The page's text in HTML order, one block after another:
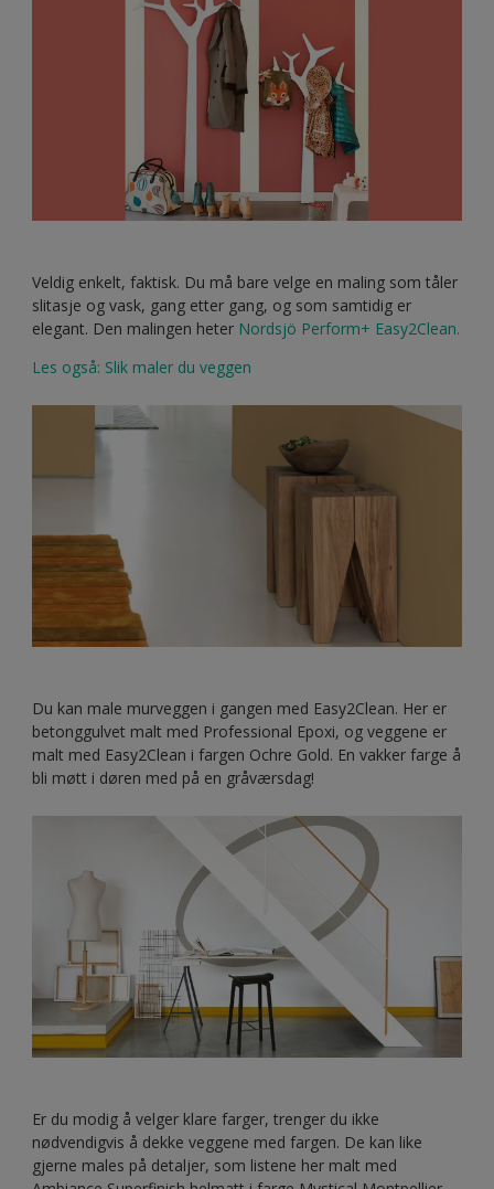
Veldig enkelt, faktisk. Du må bare velge en maling som tåler
slitasje og vask, gang etter gang, og som samtidig er
elegant. Den malingen heter Nordsjö Perform+ Easy2Clean.
Les også: Slik maler du veggen
Du kan male murveggen i gangen med Easy2Clean. Her er
betonggulvet malt med Professional Epoxi, og veggene er
malt med Easy2Clean i fargen Ochre Gold. En vakker farge å
bli møtt i døren med på en gråværsdag!
Er du modig å velger klare farger, trenger du ikke
nødvendigvis å dekke veggene med fargen. De kan like
gjerne males på detaljer, som listene her malt med